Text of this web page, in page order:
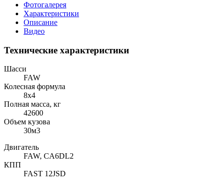
Фотогалерея
Характеристики
Описание
Видео
Технические характеристики
Шасси
FAW
Колесная формула
8x4
Полная масса, кг
42600
Объем кузова
30м3
Двигатель
FAW, CA6DL2
КПП
FAST 12JSD